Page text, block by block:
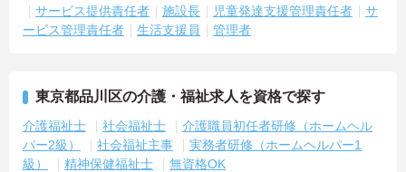
サービス提供責任者
施設長 児童発達支援管理責任者
サ
ービス管理責任者
生活支援員 管理者
東京都品川区の介護・福祉求人を資格で探す
介護福祉士 社会福祉士
介護職員初任者研修（ホームヘル
パー2級）
社会福祉主事
実務者研修（ホームヘルパー1
級）
精神保健福祉士 無資格OK